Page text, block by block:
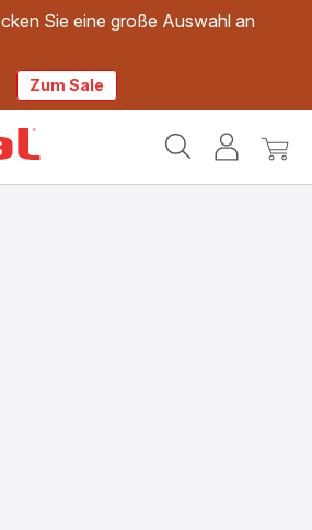
Sie eine große Auswahl an
Zum Sale
Mein
Mein